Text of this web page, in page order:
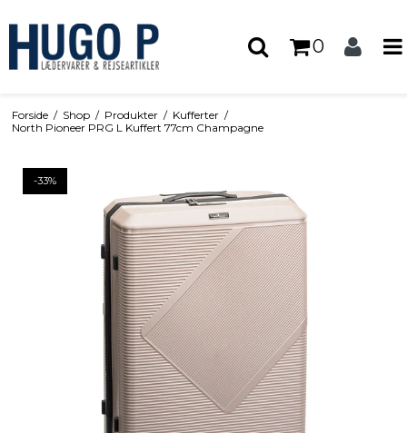
0
Forside / Shop / Produkter / Kufferter /
North Pioneer PRG L Kuffert 77cm Champagne
-33%